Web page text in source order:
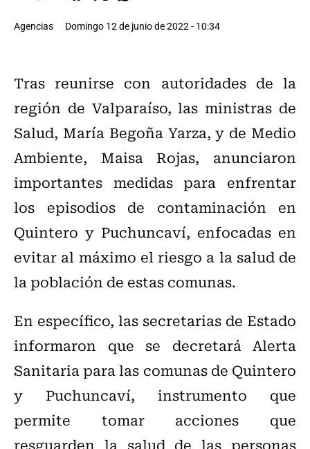
Agencias Domingo 12 de junio de 2022 - 10:34
Tras reunirse con autoridades de la
región de Valparaíso, las ministras de
Salud, María Begoña Yarza, y de Medio
Ambiente, Maisa Rojas, anunciaron
importantes medidas para enfrentar
los episodios de contaminación en
Quintero y Puchuncaví, enfocadas en
evitar al máximo el riesgo a la salud de
la población de estas comunas.
En específico, las secretarias de Estado
informaron que se decretará Alerta
Sanitaria para las comunas de Quintero
y Puchuncaví, instrumento que
permite tomar acciones que
resguarden la salud de las personas